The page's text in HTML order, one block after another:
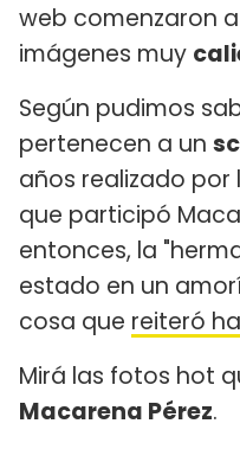
web comenzaron
imágenes muy
Según pudimos
pertenecen a un
años realizado por
que participó
entonces, la
estado en un
cosa que reiteró
Mirá las fotos hot
Macarena Pérez.